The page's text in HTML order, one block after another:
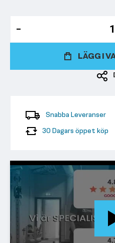
LÄGG I
Snabba Leveranser
30 Dagars öppet köp